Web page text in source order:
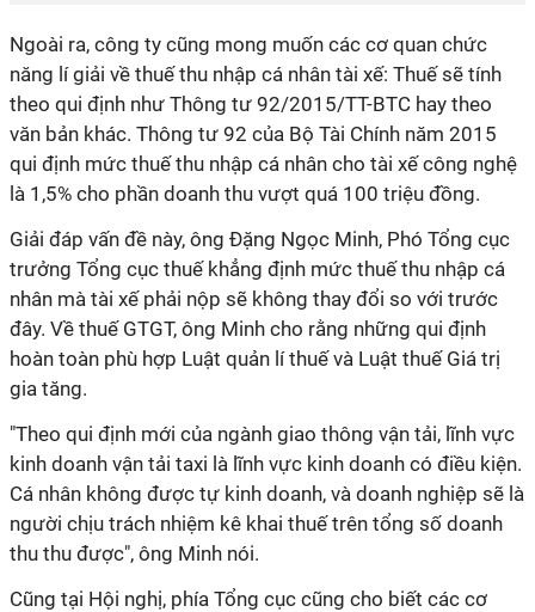
Ngoài ra, công ty cũng mong muốn các cơ quan chức
năng lí giải về thuế thu nhập cá nhân tài xế: Thuế sẽ tính
theo qui định như Thông tư 92/2015/TT-BTC hay theo
văn bản khác. Thông tư 92 của Bộ Tài Chính năm 2015
qui định mức thuế thu nhập cá nhân cho tài xế công nghệ
là 1,5% cho phần doanh thu vượt quá 100 triệu đồng.
Giải đáp vấn đề này, ông Đặng Ngọc Minh, Phó Tổng cục
trưởng Tổng cục thuế khẳng định mức thuế thu nhập cá
nhân mà tài xế phải nộp sẽ không thay đổi so với trước
đây. Về thuế GTGT, ông Minh cho rằng những qui định
hoàn toàn phù hợp Luật quản lí thuế và Luật thuế Giá trị
gia tăng.
"Theo qui định mới của ngành giao thông vận tải, lĩnh vực
kinh doanh vận tải taxi là lĩnh vực kinh doanh có điều kiện.
Cá nhân không được tự kinh doanh, và doanh nghiệp sẽ là
người chịu trách nhiệm kê khai thuế trên tổng số doanh
thu thu được", ông Minh nói.
Cũng tại Hội nghị, phía Tổng cục cũng cho biết các cơ